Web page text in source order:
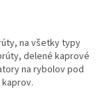
na všetky typy
delené kaprové
na rybolov pod